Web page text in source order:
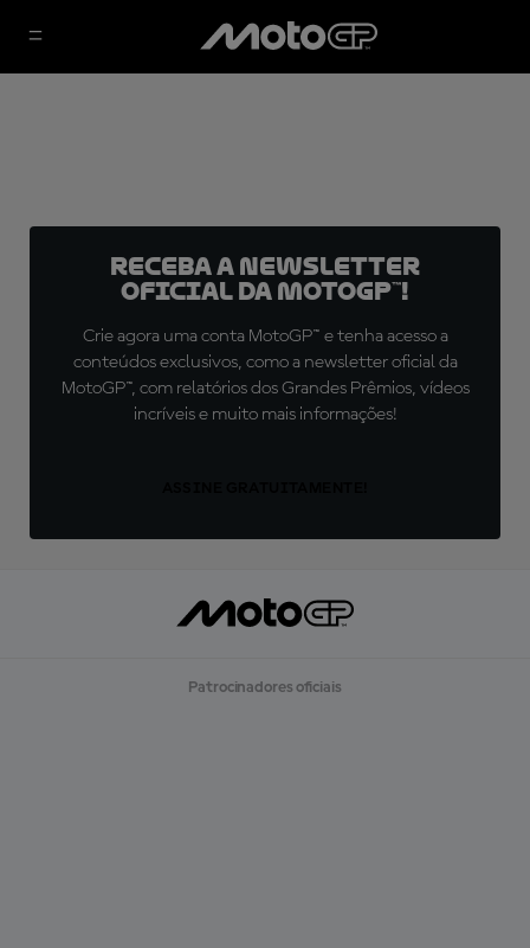
Receba a newsletter
oficial da MotoGP™!
Crie agora uma conta MotoGP™ e tenha acesso a
conteúdos exclusivos, como a newsletter oficial da
MotoGP™, com relatórios dos Grandes Prêmios, vídeos
incríveis e muito mais informações!
Patrocinadores oficiais